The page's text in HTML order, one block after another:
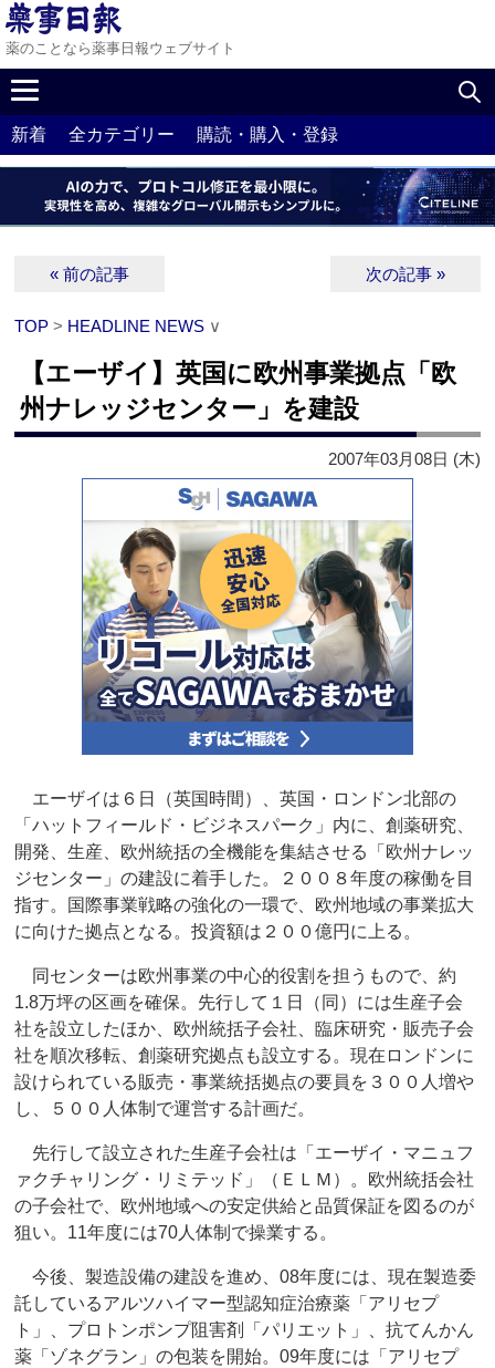
薬のことなら薬事日報ウェブサイト
新着 全カテゴリー 購読・購入・登録
« 前の記事 次の記事 »
TOP > HEADLINE NEWS ∨
【エーザイ】英国に欧州事業拠点「欧
州ナレッジセンター」を建設
2007年03月08日 (木)
エーザイは６日（英国時間）、英国・ロンドン北部の
「ハットフィールド・ビジネスパーク」内に、創薬研究、
開発、生産、欧州統括の全機能を集結させる「欧州ナレッ
ジセンター」の建設に着手した。２００８年度の稼働を目
指す。国際事業戦略の強化の一環で、欧州地域の事業拡大
に向けた拠点となる。投資額は２００億円に上る。
同センターは欧州事業の中心的役割を担うもので、約
1.8万坪の区画を確保。先行して１日（同）には生産子会
社を設立したほか、欧州統括子会社、臨床研究・販売子会
社を順次移転、創薬研究拠点も設立する。現在ロンドンに
設けられている販売・事業統括拠点の要員を３００人増や
し、５００人体制で運営する計画だ。
先行して設立された生産子会社は「エーザイ・マニュフ
ァクチャリング・リミテッド」（ＥＬＭ）。欧州統括会社
の子会社で、欧州地域への安定供給と品質保証を図るのが
狙い。11年度には70人体制で操業する。
今後、製造設備の建設を進め、08年度には、現在製造委
託しているアルツハイマー型認知症治療薬「アリセプ
ト」、プロトンポンプ阻害剤「パリエット」、抗てんかん
薬「ゾネグラン」の包装を開始。09年度には「アリセプ